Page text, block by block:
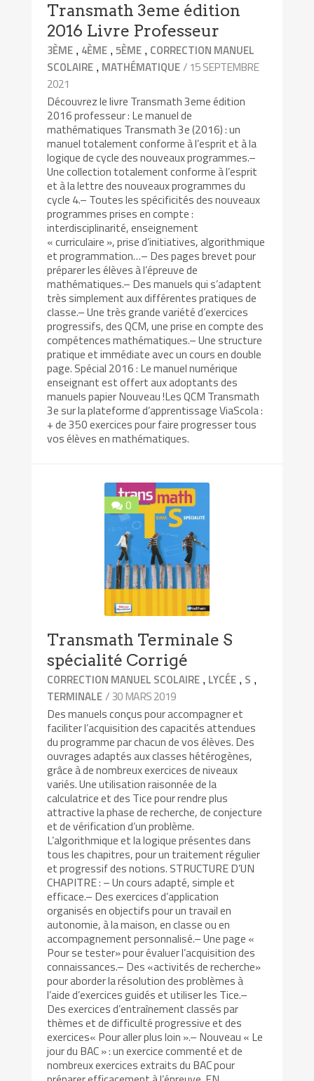
Transmath 3eme édition
2016 Livre Professeur
3ÈME , 4ÈME ,5ÈME , CORRECTION MANUEL
SCOLAIRE , MATHÉMATIQUE/ 15 SEPTEMBRE
2021
Découvrez le livre Transmath 3eme édition
2016 professeur : Le manuel de
mathématiques Transmath 3e (2016) : un
manuel totalement conforme à l’esprit et à la
logique de cycle des nouveaux programmes.–
Une collection totalement conforme à l’esprit
et à la lettre des nouveaux programmes du
cycle 4.– Toutes les spécificités des nouveaux
programmes prises en compte :
interdisciplinarité, enseignement
« curriculaire », prise d’initiatives, algorithmique
et programmation…– Des pages brevet pour
préparer les élèves à l’épreuve de
mathématiques.– Des manuels qui s’adaptent
très simplement aux différentes pratiques de
classe.– Une très grande variété d’exercices
progressifs, des QCM, une prise en compte des
compétences mathématiques.– Une structure
pratique et immédiate avec un cours en double
page. Spécial 2016 : Le manuel numérique
enseignant est offert aux adoptants des
manuels papier Nouveau !Les QCM Transmath
3e sur la plateforme d’apprentissage ViaScola :
+ de 350 exercices pour faire progresser tous
vos élèves en mathématiques.
0
Transmath Terminale S
spécialité Corrigé
CORRECTION MANUEL SCOLAIRE , LYCÉE , S ,
TERMINALE/ 30 MARS 2019
Des manuels conçus pour accompagner et
faciliter l’acquisition des capacités attendues
du programme par chacun de vos élèves. Des
ouvrages adaptés aux classes hétérogènes,
grâce à de nombreux exercices de niveaux
variés. Une utilisation raisonnée de la
calculatrice et des Tice pour rendre plus
attractive la phase de recherche, de conjecture
et de vérification d’un problème.
L’algorithmique et la logique présentes dans
tous les chapitres, pour un traitement régulier
et progressif des notions. STRUCTURE D’UN
CHAPITRE : – Un cours adapté, simple et
efficace.– Des exercices d’application
organisés en objectifs pour un travail en
autonomie, à la maison, en classe ou en
accompagnement personnalisé.– Une page «
Pour se tester» pour évaluer l’acquisition des
connaissances.– Des «activités de recherche»
pour aborder la résolution des problèmes à
l’aide d’exercices guidés et utiliser les Tice.–
Des exercices d’entraînement classés par
thèmes et de difficulté progressive et des
exercices« Pour aller plus loin ».– Nouveau « Le
jour du BAC » : un exercice commenté et de
nombreux exercices extraits du BAC pour